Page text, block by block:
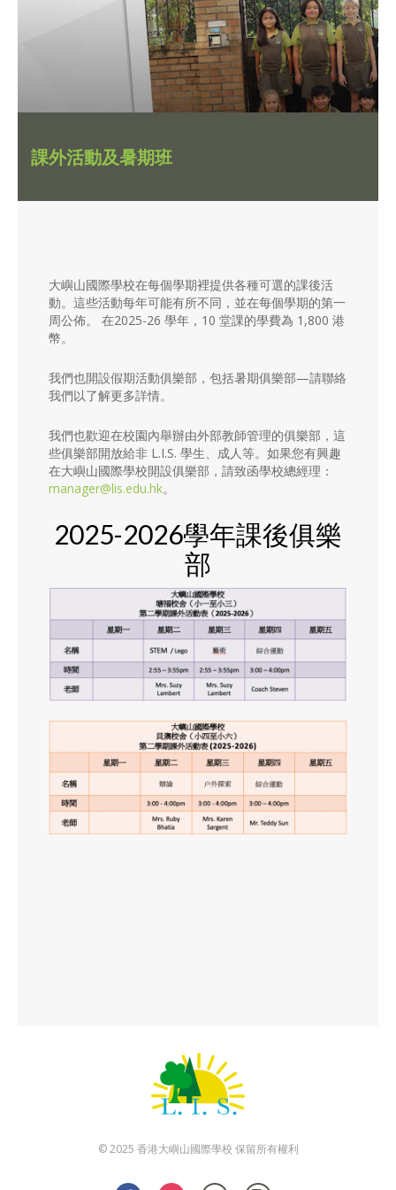
課外活動及暑期班
大嶼山國際學校在每個學期裡提供各種可選的課後活
動。這些活動每年可能有所不同，並在每個學期的第一
周公佈。 在2025-26 學年，10 堂課的學費為 1,800 港
幣。
我們也開設假期活動俱樂部，包括暑期俱樂部—請聯絡
我們以了解更多詳情。
我們也歡迎在校園內舉辦由外部教師管理的俱樂部，這
些俱樂部開放給非 L.I.S. 學生、成人等。如果您有興趣
在大嶼山國際學校開設俱樂部，請致函學校總經理：
manager@lis.edu.hk。
2025-2026學年課後俱樂
部
© 2025 香港大嶼山國際學校 保留所有權利